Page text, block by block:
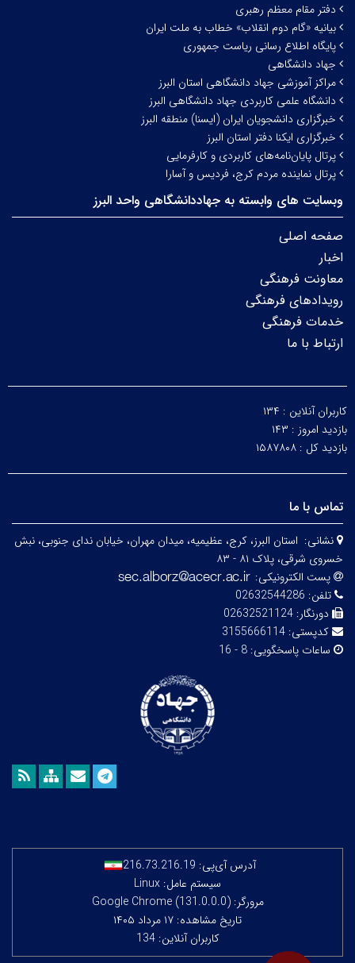
دفتر مقام معظم رهبری
بیانیه «گام دوم انقلاب» خطاب به ملت ایران
پایگاه اطلاع رسانی ریاست جمهوری
جهاد دانشگاهی
مراکز آموزشی جهاد دانشگاهی استان البرز
دانشگاه علمی کاربردی جهاد دانشگاهی البرز
خبرگزاری دانشجویان ایران (ایسنا) منطقه البرز
خبرگزاری ایکنا دفتر استان البرز
پرتال پایان‌نامه‌های کاربردی و کارفرمایی
پرتال نماینده مردم کرج، فردیس و آسارا
وبسایت های وابسته به جهاددانشگاهی واحد البرز
صفحه اصلی
اخبار
معاونت فرهنگی
رویدادهای فرهنگی
خدمات فرهنگی
ارتباط با ما
کاربران آنلاین : ۱۳۴
بازدید امروز : ۱۴۳
بازدید کل : ۱۵۸۷۸۰۸
تماس با ما
نشانی: استان البرز، کرج، عظیمیه، میدان مهران، خیابان ندای جنوبی، نبش
خسروی شرقی، پلاک ۸۱ - ۸۳
پست الکترونیکی:
تلفن: 02632544286
دورنگار: 02632521124
کدپستی: 3155666114
ساعات پاسخگویی: 8 - 16
آدرس آی‌پی: 216.73.216.19
سیستم عامل: Linux
مرورگر: Google Chrome (131.0.0.0)
تاریخ مشاهده: ۱۷ مرداد ۱۴۰۵
کاربران آنلاین: 134